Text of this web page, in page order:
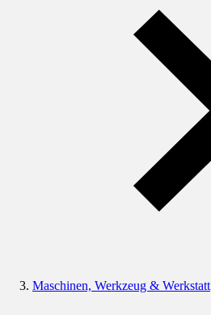
Maschinen, Werkzeug & Werkstatt